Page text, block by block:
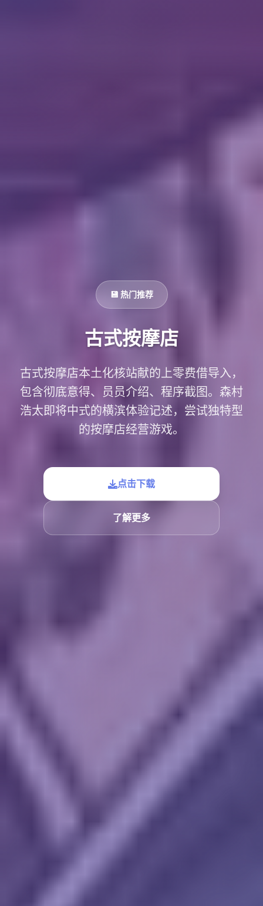
💾 热门推荐
古式按摩店
古式按摩店本土化核站献的上零费借导入，
包含彻底意得、员员介绍、程序截图。森村
浩太即将中式的横滨体验记述，尝试独特型
的按摩店经营游戏。
点击下载
了解更多